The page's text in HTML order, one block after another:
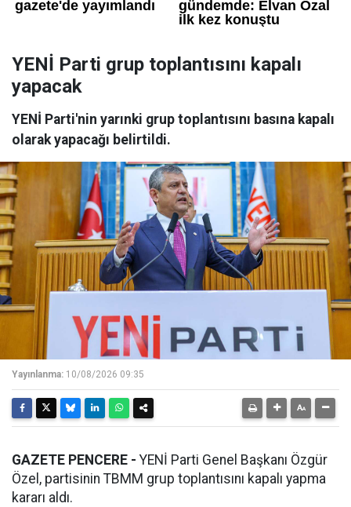
YENİ Parti grup toplantısını kapalı
yapacak
YENİ Parti'nin yarınki grup toplantısını basına kapalı
olarak yapacağı belirtildi.
Yayınlanma: 10/08/2026 09:35
GAZETE PENCERE - YENİ Parti Genel Başkanı Özgür
Özel, partisinin TBMM grup toplantısını kapalı yapma
kararı aldı.